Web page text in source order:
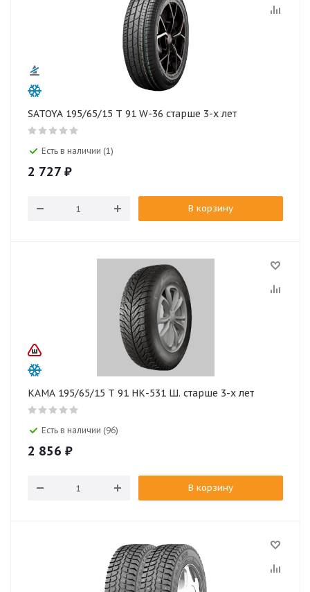
SATOYA 195/65/15 T 91 W-36 старше 3-х лет
Есть в наличии (1)
2 727 ₽
В корзину
КАМА 195/65/15 T 91 НК-531 Ш. старше 3-х лет
Есть в наличии (96)
2 856 ₽
В корзину